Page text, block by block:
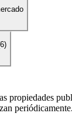
6)
propiedades
periódicamente.